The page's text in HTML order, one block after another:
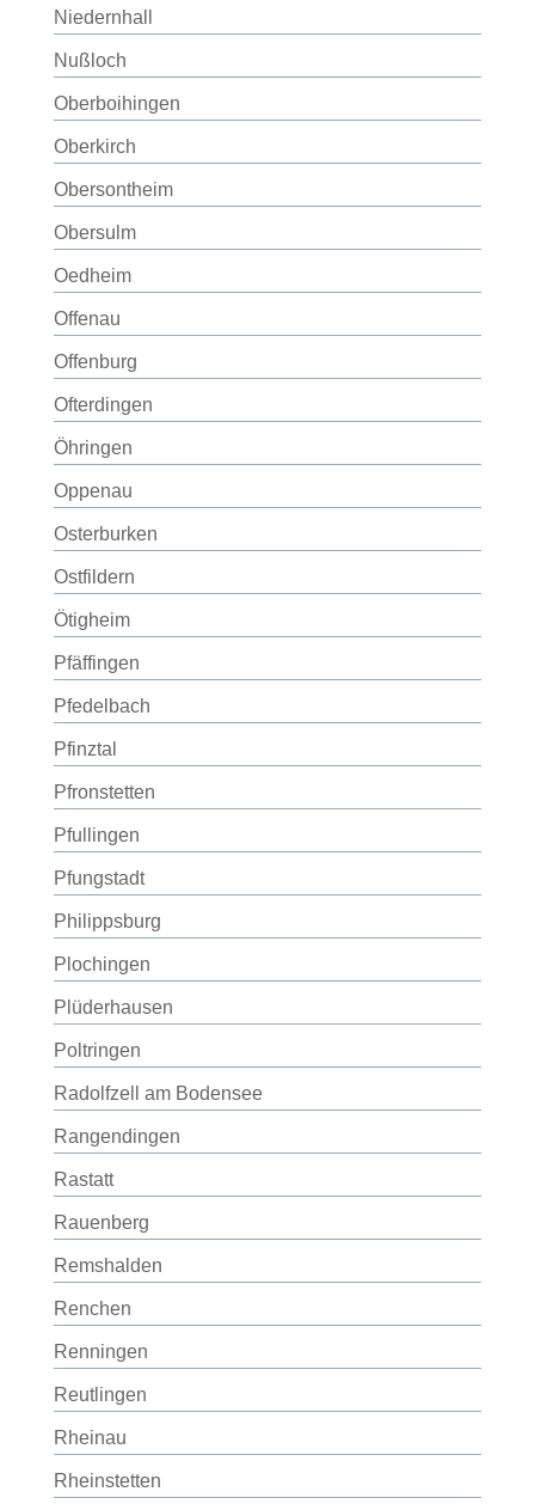
Niedernhall
Nußloch
Oberboihingen
Oberkirch
Obersontheim
Obersulm
Oedheim
Offenau
Offenburg
Ofterdingen
Öhringen
Oppenau
Osterburken
Ostfildern
Ötigheim
Pfäffingen
Pfedelbach
Pfinztal
Pfronstetten
Pfullingen
Pfungstadt
Philippsburg
Plochingen
Plüderhausen
Poltringen
Radolfzell am Bodensee
Rangendingen
Rastatt
Rauenberg
Remshalden
Renchen
Renningen
Reutlingen
Rheinau
Rheinstetten